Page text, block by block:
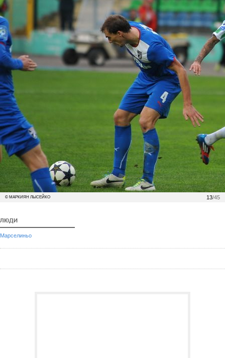
13/45
© МАРКИЯН ЛЫСЕЙКО
ЛЮДИ
Марселиньо